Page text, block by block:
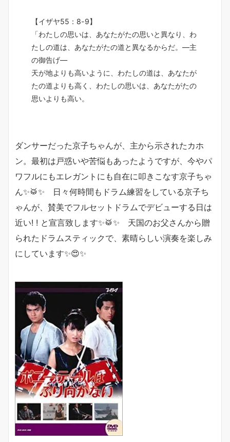
【イザヤ55：8-9】
「わたしの思いは、あなたがたの思いと異なり、わ
たしの道は、あなたがたの道と異なるからだ。―主
の御告げ―
天が地よりも高いように、わたしの道は、あなたが
たの道よりも高く、わたしの思いは、あなたがたの
思いよりも高い。
ダンサーだった京子ちゃんが、主から示されたカホ
ン。最初は戸惑いや苦悩もあったようですが、今やパ
ワフルにもエレガントにも自在に叩きこなす京子ちゃ
ん✨🥁✨ 日々何時間もドラム練習をしている京子ち
ゃんが、賛美でフルセットドラムでデビューする日は
近い! ! と宣言致します✨🥁✨ 天国のお父さんから贈
られたドラムスティックで、素晴らしい演奏を楽しみ
にしています✨😍✨